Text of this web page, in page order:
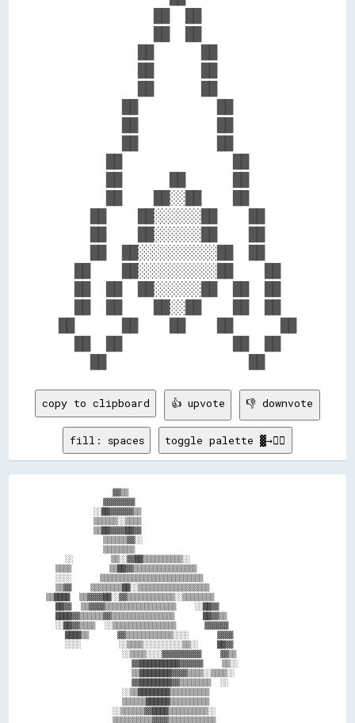
      ██    ██░░██    ██
    ██    ██░░░░░░██    ██
    ██    ██░░░░░░██    ██
    ██  ██░░░░░░░░░░██  ██
  ██    ██░░░░░░░░░░██    ██
  ██  ██  ██░░░░░░██  ██  ██
  ██  ██    ██░░██    ██  ██
copy to clipboard 👍 upvote 👎 downvote
fill: spaces toggle palette ▓→✊🏽
              ▓▓▒▒
            ▓▓▓▓▓▓▓▓
          ░░██▓▓▓▓▓▓▒▒
          ▒▒▒▒▒▒░░▒▒▒▒
          ▒▒██▓▓▓▓██▓▓
            ▒▒▒▒▒▒▓▓░░
            ▒▒▒▒▒▒▒▒
    ░░        ▒▒░░▓▓██▒▒▒▒▒▒▒▒▒▒░░
  ▒▒▒▒        ▒▒██▓▓▒▒▒▒▒▒▒▒▒▒▒▒▒▒▒▒
  ░░░░      ▒▒▒▒▒▒▒▒▒▒▒▒▒▒▒▒▒▒▒▒▒▒▒▒▒▒
  ▒▒▓▓    ▒▒▒▒▒▒▒▒██░░▒▒▒▒▒▒▒▒▒▒▒▒▒▒▒▒▒▒
▒▒████  ▒▒▓▓▓▓██░░▓▓▒▒▒▒▒▒▒▒▒▒▒▒░░▒▒▒▒▒▒▒▒
  ██▓▓  ▒▒▓▓▓▓▒▒▒▒▒▒▒▒▒▒▒▒▒▒▒▒▒▒    ░░██▓▓
  ████▓▓▒▒▒▒▒▒▓▓▒▒▒▒▒▒▒▒▒▒▒▒▒▒▒▒      ██▓▓▒▒
  ░░██▓▓▒▒▒▒  ░░▒▒▒▒▒▒▒▒▒▒▒▒▒▒▒▒      ▓▓▓▓▓▓
    ████▒▒      ▓▓▒▒▒▒▒▒▒▒▒▒▒▒░░░░      ▓▓▓▓
    ░░░░        ░░▒▒▒▒░░░░░░░░░░▒▒░░    ██▓▓
                ░░▒▒▒▒░░░░▓▓▓▓▓▓▓▓▓▓    ▓▓▒▒
                  ▓▓██████████▓▓▓▓▓▓    ▒▒░░
                  ▒▒████████▓▓▓▓▒▒▒▒░░▒▒▒▒░░
                  ▓▓████████▓▓▒▒▒▒▒▒▒▒  ░░
                ░░▒▒████████▒▒▒▒▒▒▒▒▒▒
                ▒▒▒▒▒▒██████▒▒▒▒▒▒▒▒▒▒
              ░░▒▒▒▒▒▒▓▓████▒▒▒▒▒▒▒▒▒▒░░
              ▒▒▒▒▒▒▒▒▒▒▓▓▓▓▒▒▒▒▒▒▒▒▒▒▒▒